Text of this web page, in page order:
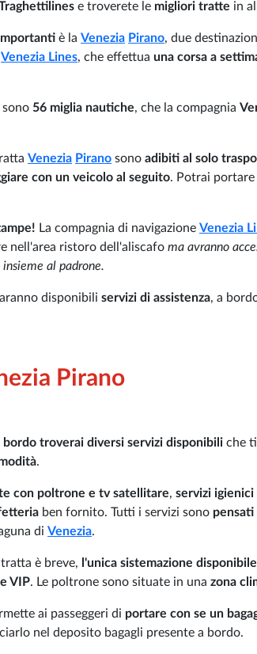
e troverete le migliori tratte in
è la Venezia Pirano, due
Venezia Lines, che effettua una corsa a
sono 56 miglia nautiche, che la compagnia
Venezia Pirano sono adibiti al solo
con un veicolo al seguito. Potrai portare
La compagnia di navigazione Venezia
nell'area ristoro dell'aliscafo ma avranno
al padrone.
disponibili servizi di assistenza, a
Pirano
bordo troverai diversi servizi disponibili che
.
con poltrone e tv satellitare, servizi igienici
ben fornito. Tutti i servizi sono pensati
di Venezia.
è breve, l'unica sistemazione
VIP. Le poltrone sono situate in una zona
ai passeggeri di portare con se un
nel deposito bagagli presente a bordo.